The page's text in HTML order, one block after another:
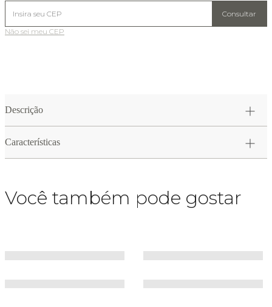
Consultar
Não sei meu CEP
Descrição
Características
Você também pode gostar